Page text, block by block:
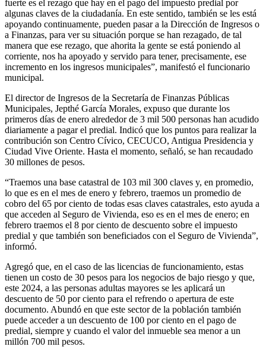
fuerte es el rezago que hay en el pago del impuesto predial por
algunas claves de la ciudadanía. En este sentido, también se les está
apoyando continuamente, pueden pasar a la Dirección de Ingresos o
a Finanzas, para ver su situación porque se han rezagado, de tal
manera que ese rezago, que ahorita la gente se está poniendo al
corriente, nos ha apoyado y servido para tener, precisamente, ese
incremento en los ingresos municipales”, manifestó el funcionario
municipal.
El director de Ingresos de la Secretaría de Finanzas Públicas
Municipales, Jepthé García Morales, expuso que durante los
primeros días de enero alrededor de 3 mil 500 personas han acudido
diariamente a pagar el predial. Indicó que los puntos para realizar la
contribución son Centro Cívico, CECUCO, Antigua Presidencia y
Ciudad Vive Oriente. Hasta el momento, señaló, se han recaudado
30 millones de pesos.
“Traemos una base catastral de 103 mil 300 claves y, en promedio,
lo que es en el mes de enero y febrero, traemos un promedio de
cobro del 65 por ciento de todas esas claves catastrales, esto ayuda a
que acceden al Seguro de Vivienda, eso es en el mes de enero; en
febrero traemos el 8 por ciento de descuento sobre el impuesto
predial y que también son beneficiados con el Seguro de Vivienda”,
informó.
Agregó que, en el caso de las licencias de funcionamiento, estas
tienen un costo de 30 pesos para los negocios de bajo riesgo y que,
este 2024, a las personas adultas mayores se les aplicará un
descuento de 50 por ciento para el refrendo o apertura de este
documento. Abundó en que este sector de la población también
puede acceder a un descuento de 100 por ciento en el pago de
predial, siempre y cuando el valor del inmueble sea menor a un
millón 700 mil pesos.